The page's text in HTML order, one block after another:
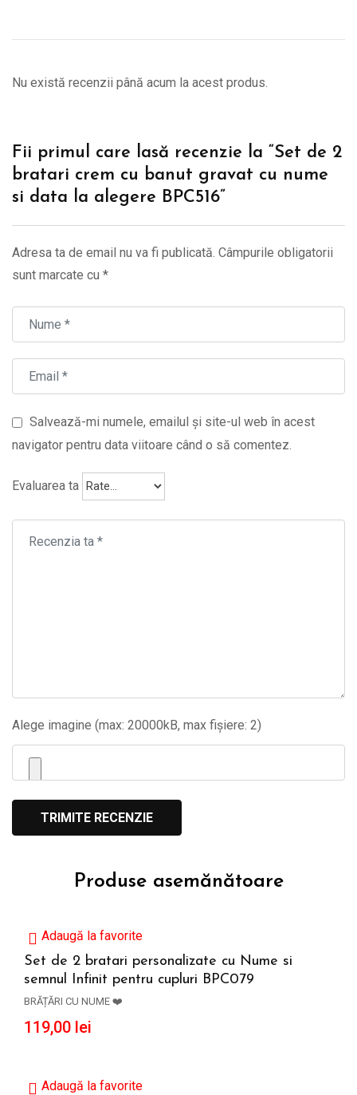
Nu există recenzii până acum la acest produs.
Fii primul care lasă recenzie la “Set de 2
bratari crem cu banut gravat cu nume
si data la alegere BPC516”
Adresa ta de email nu va fi publicată. Câmpurile obligatorii
sunt marcate cu *
Salvează-mi numele, emailul și site-ul web în acest
navigator pentru data viitoare când o să comentez.
Evaluarea ta
Alege imagine (max: 20000kB, max fișiere: 2)
Produse asemănătoare
Adaugă la favorite
Set de 2 bratari personalizate cu Nume si
semnul Infinit pentru cupluri BPC079
BRĂȚĂRI CU NUME ❤️
119,00 lei
Adaugă la favorite